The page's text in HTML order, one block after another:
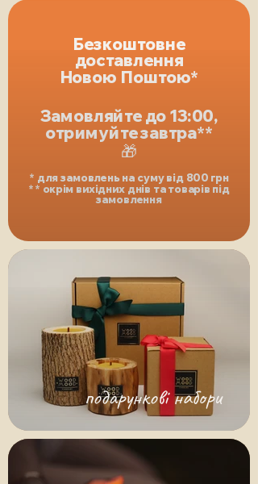
Безкоштовне
доставлення
Новою Поштою*
Замовляйте до 13:00,
отримуйте завтра**
🎁
* для замовлень на суму від 800 грн
** окрім вихідних днів та товарів під
замовлення
подарункові набори